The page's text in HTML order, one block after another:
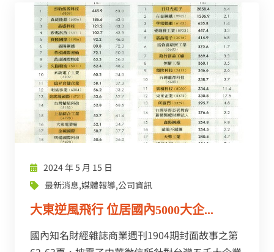
2024 年 5 月 15 日
最新消息,媒體報導,公司資訊
大東逆風飛行 位居國內5000大企...
國內知名財經雜誌商業週刊1904期封面故事之第